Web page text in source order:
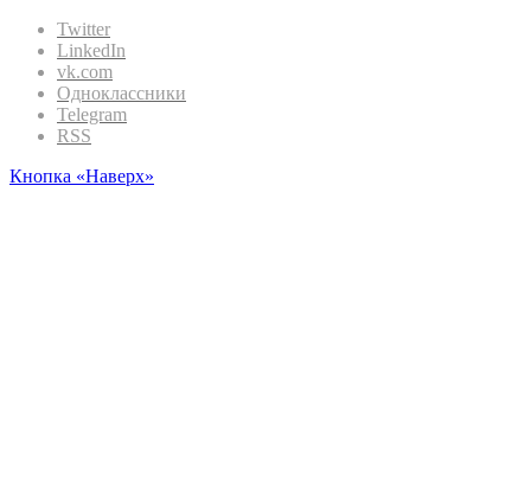
Twitter
LinkedIn
vk.com
Одноклассники
Telegram
RSS
Кнопка «Наверх»